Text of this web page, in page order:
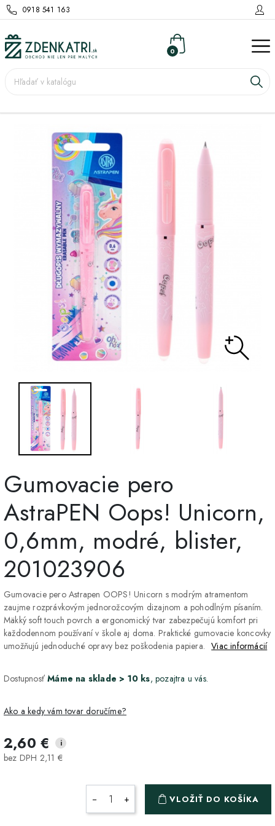
0918 541 163
0
Gumovacie pero
AstraPEN Oops! Unicorn,
0,6mm, modré, blister,
201023906
Gumovacie pero Astrapen OOPS! Unicorn s modrým atramentom
zaujme rozprávkovým jednorožcovým dizajnom a pohodlným písaním.
Mäkký soft touch povrch a ergonomický tvar zabezpečujú komfort pri
každodennom používaní v škole aj doma. Praktické gumovacie koncovky
umožňujú jednoduché opravy bez poškodenia papiera. Viac informácií
DostupnosťMáme na sklade > 10 ks, pozajtra u vás.
Ako a kedy vám tovar doručíme?
DPD Home - doručenie
na adresu
Rýchle a spoľahlivé
doručenie.
2,60 € i
bez DPH 2,11 €
− + VLOŽIŤ DO KOŠÍKA